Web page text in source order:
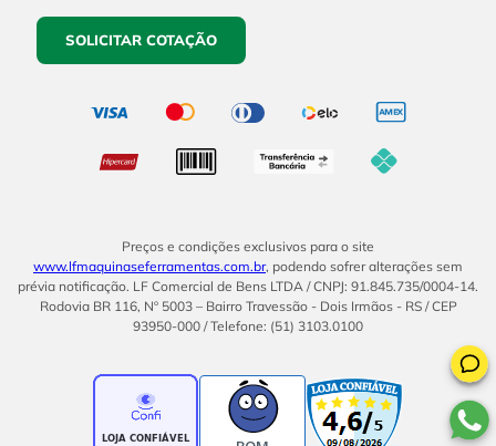
SOLICITAR COTAÇÃO
Preços e condições exclusivos para o site
www.lfmaquinaseferramentas.com.br, podendo sofrer alterações sem
prévia notificação. LF Comercial de Bens LTDA / CNPJ: 91.845.735/0004-14.
Rodovia BR 116, Nº 5003 – Bairro Travessão - Dois Irmãos - RS / CEP
93950-000 / Telefone: (51) 3103.0100